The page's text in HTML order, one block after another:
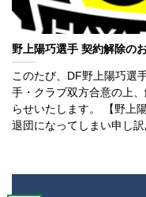
野上陽巧選手 契約解除の
このたび、DF野上陽巧選
手・クラブ双方合意の上
らせいたします。 【野上
退団になってしまい申し